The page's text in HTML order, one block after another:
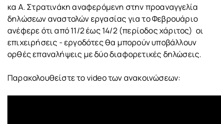
κα Α. Στρατινάκη αναφερόμενη στην προαναγγελία
δηλώσεων αναστολών εργασίας για το Φεβρουάριο
ανέφερε ότι από 11/2 έως 14/2 (περίοδος χάριτος) οι
επιχειρήσεις - εργοδότες θα μπορούν υποβάλλουν
ορθές επαναλήψεις με δύο διαφορετικές δηλώσεις.
Παρακολουθείστε το video των ανακοινώσεων: